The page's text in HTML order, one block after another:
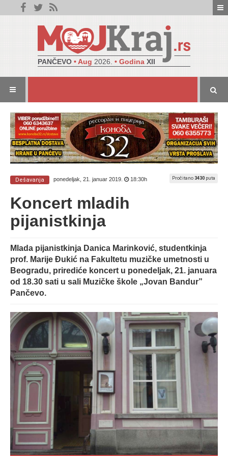
PANČEVO • Aug 2026. • Godina XII
Dešavanja ponedeljak, 21. januar 2019. 18:30h Pročitano 3430 puta
Koncert mladih
pijanistkinja
Mlada pijanistkinja Danica Marinković, studentkinja
prof. Marije Đukić na Fakultetu muzičke umetnosti u
Beogradu, prirediće koncert u ponedeljak, 21. januara
od 18.30 sati u sali Muzičke škole „Jovan Bandur”
Pančevo.